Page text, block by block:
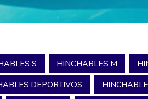
S HINCHABLES M
DEPORTIVOS